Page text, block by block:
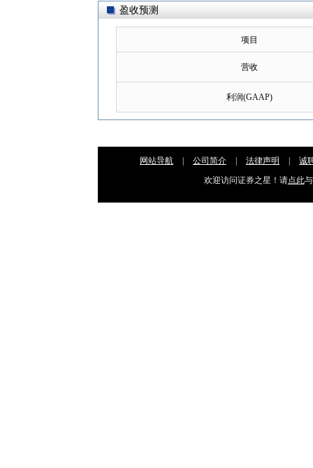
盈收预测
项目
营收
利润(GAAP)
网站导航 | 公司简介 | 法律声明 |
诚
欢迎访问证券之星！请点此